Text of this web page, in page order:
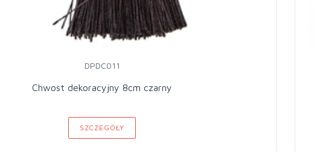
DPDC011
Chwost dekoracyjny 8cm czarny
SZCZEGÓŁY